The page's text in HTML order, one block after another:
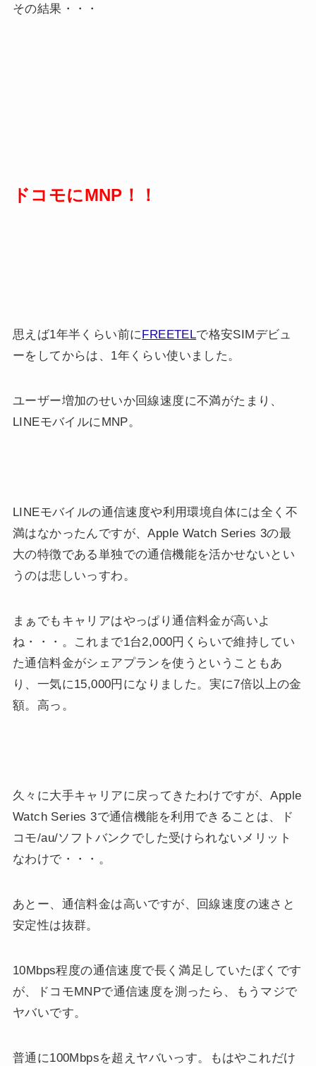
その結果・・・
ドコモにMNP！！
思えば1年半くらい前にFREETELで格安SIMデビュ
ーをしてからは、1年くらい使いました。
ユーザー増加のせいか回線速度に不満がたまり、
LINEモバイルにMNP。
LINEモバイルの通信速度や利用環境自体には全く不
満はなかったんですが、Apple Watch Series 3の最
大の特徴である単独での通信機能を活かせないとい
うのは悲しいっすわ。
まぁでもキャリアはやっぱり通信料金が高いよ
ね・・・。これまで1台2,000円くらいで維持してい
た通信料金がシェアプランを使うということもあ
り、一気に15,000円になりました。実に7倍以上の金
額。高っ。
久々に大手キャリアに戻ってきたわけですが、Apple
Watch Series 3で通信機能を利用できることは、ド
コモ/au/ソフトバンクでした受けられないメリット
なわけで・・・。
あとー、通信料金は高いですが、回線速度の速さと
安定性は抜群。
10Mbps程度の通信速度で長く満足していたぼくです
が、ドコモMNPで通信速度を測ったら、もうマジで
ヤバいです。
普通に100Mbpsを超えヤバいっす。もはやこれだけ